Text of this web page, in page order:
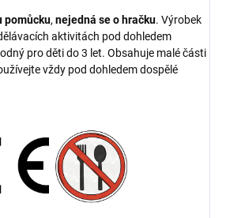
pomůcku, nejedná se o hračku. Výrobek
aktivitách pod dohledem
pro děti do 3 let. Obsahuje malé části
vždy pod dohledem dospělé